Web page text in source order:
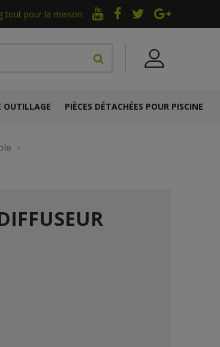
tout pour la maison
OUTILLAGE PIÈCES DÉTACHÉES POUR PISCINE